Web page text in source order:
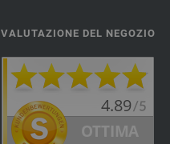
VALUTAZIONE DEL NEGOZIO